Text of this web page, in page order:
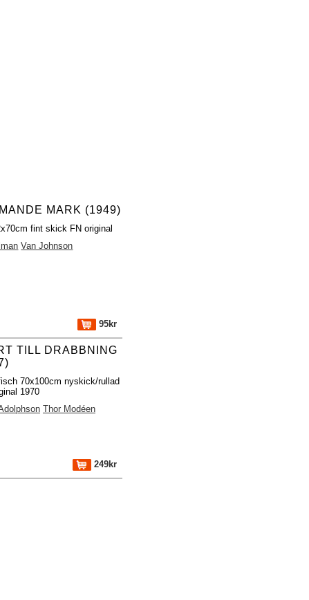
MARK (1949)
fint skick FN original
Van Johnson
95kr
TILL DRABBNING
70x100cm nyskick/rullad
1970
Thor Modéen
249kr